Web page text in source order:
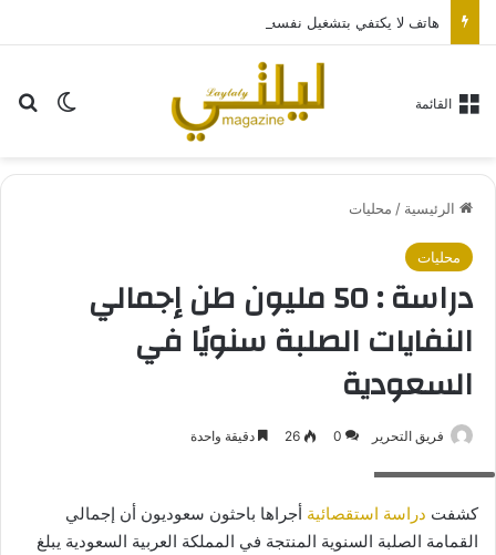
الوضع القائمة
الرئيسية / محليات
محليات
دراسة : 50 مليون طن إجمالي
النفايات الصلبة سنويًا في
السعودية
فريق التحرير 0
26 دقيقة واحدة
كشفت دراسة استقصائية أجراها باحثون سعوديون أن إجمالي
القمامة الصلبة السنوية المنتجة في المملكة العربية السعودية يبلغ